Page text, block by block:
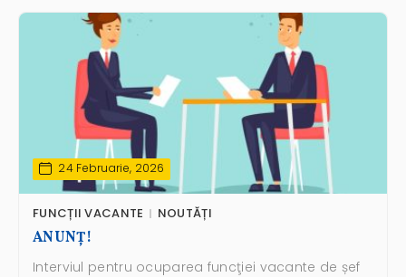
24 Februarie, 2026
FUNCȚII VACANTE NOUTĂȚI
ANUNŢ!
Interviul pentru ocuparea funcţiei vacante de șef